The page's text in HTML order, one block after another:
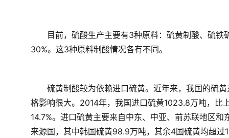
目前，硫酸生产主要有3种原料：硫黄制酸、硫铁
30%。这3种原料制酸情况各有不同。
硫黄制酸较为依赖进口硫黄。近年来，我国的硫黄
格影响很大。2014年，我国进口硫黄1023.8万吨，比
14.7%。进口硫黄主要来自中东、中亚、前苏联地区
来源国，其中韩国硫黄98.9万吨，其余4国硫黄均超